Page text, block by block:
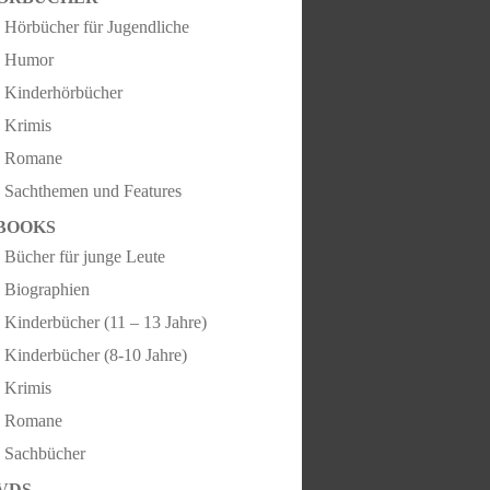
Hörbücher für Jugendliche
Humor
Kinderhörbücher
Krimis
Romane
Sachthemen und Features
Bücher für junge Leute
Biographien
Kinderbücher (11 – 13 Jahre)
Kinderbücher (8-10 Jahre)
Krimis
Romane
Sachbücher